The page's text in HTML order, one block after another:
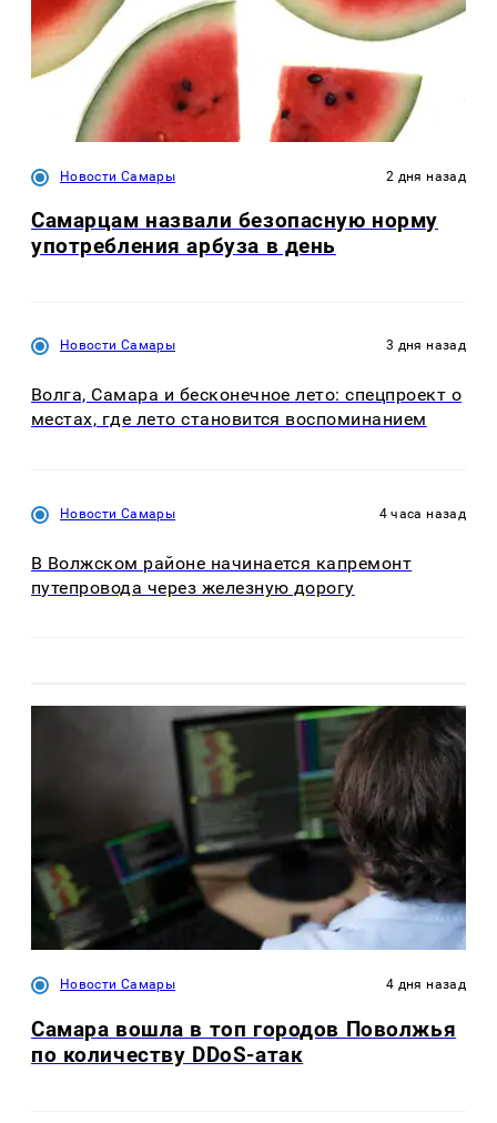
Новости Самары 2 дня назад
Самарцам назвали безопасную норму
употребления арбуза в день
Новости Самары 3 дня назад
Волга, Самара и бесконечное лето: спецпроект о
местах, где лето становится воспоминанием
Новости Самары 4 часа назад
В Волжском районе начинается капремонт
путепровода через железную дорогу
Новости Самары 4 дня назад
Самара вошла в топ городов Поволжья
по количеству DDoS-атак